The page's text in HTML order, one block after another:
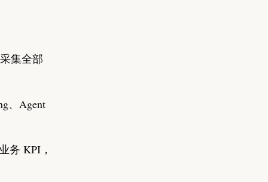
集全部
、Agent
务 KPI，